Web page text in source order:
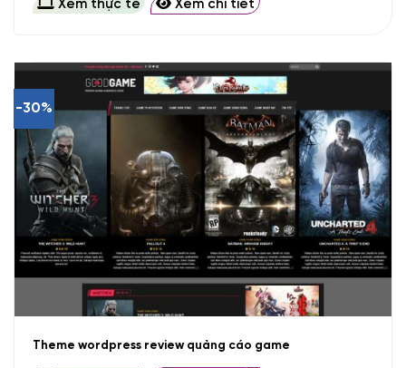
Xem thực tế Xem chi tiết
-30%
Theme wordpress review quảng cáo game